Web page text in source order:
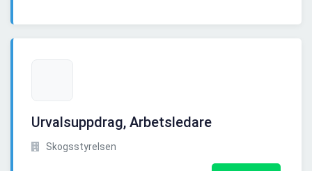
Urvalsuppdrag, Arbetsledare
Skogsstyrelsen